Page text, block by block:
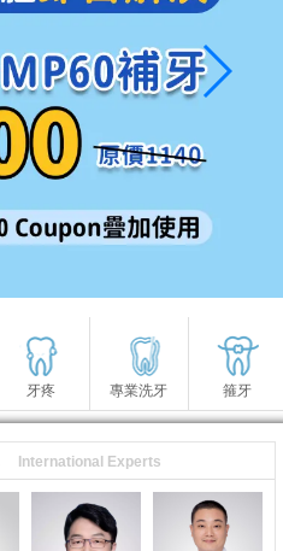
牙疼 專業洗牙 箍牙
International Experts